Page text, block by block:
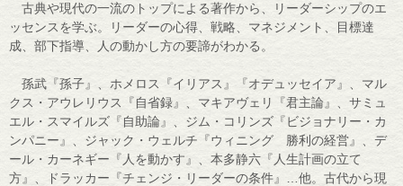
古典や現代の一流のトップによる著作から、リーダーシップのエ
ッセンスを学ぶ。リーダーの心得、戦略、マネジメント、目標達
成、部下指導、人の動かし方の要諦がわかる。
孫武『孫子』、ホメロス『イリアス』『オデュッセイア』、マル
クス・アウレリウス『自省録』、マキアヴェリ『君主論』、サミュ
エル・スマイルズ『自助論』、ジム・コリンズ『ビジョナリー・カ
ンパニー』、ジャック・ウェルチ『ウィニング 勝利の経営』、デ
ール・カーネギー『人を動かす』、本多静六『人生計画の立て
方』、ドラッカー『チェンジ・リーダーの条件』…他。古代から現